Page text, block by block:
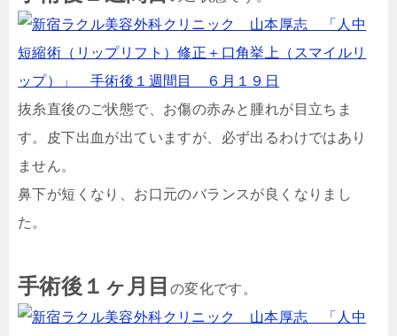
抜糸直後のご状態で、お傷の赤みと腫れが目立ちま
す。皮下出血が出ていますが、必ず出るわけではあり
ません。
鼻下が短くなり、お口元のバランスが良くなりまし
た。
手術後１ヶ月目 の変化です。